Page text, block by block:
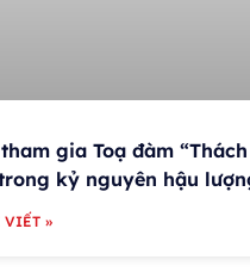
gia Toạ đàm
kỷ nguyên hậu
VIẾT »